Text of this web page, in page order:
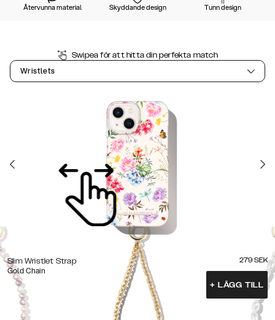
Återvunna material Skyddande design Tunn design
Swipea för att hitta din perfekta match
Wristlets
Slim Wristlet Strap
Gold Chain
279 SEK
+ LÄGG TILL